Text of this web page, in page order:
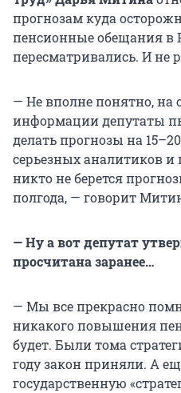
прогнозам куда
пенсионные обещания в
пересматривались. И не
— Не вполне понятно, на
информации депутаты
делать прогнозы на
серьезных аналитиков и
никто не берется
полгода, — говорит
— Ну а вот депутат
просчитана заранее…
— Мы все прекрасно
никакого повышения
будет. Были тома
году закон приняли. А
государственную